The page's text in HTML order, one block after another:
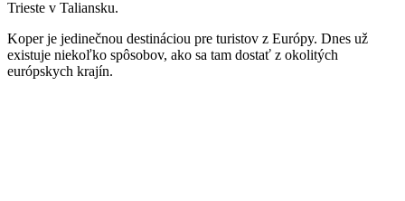
Trieste v Taliansku.
Koper je jedinečnou destináciou pre turistov z Európy. Dnes už
existuje niekoľko spôsobov, ako sa tam dostať z okolitých
európskych krajín.